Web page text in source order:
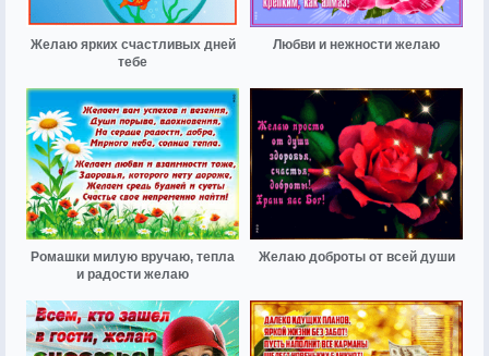
Желаю ярких счастливых дней
тебе
Любви и нежности желаю
Ромашки милую вручаю, тепла
и радости желаю
Желаю доброты от всей души